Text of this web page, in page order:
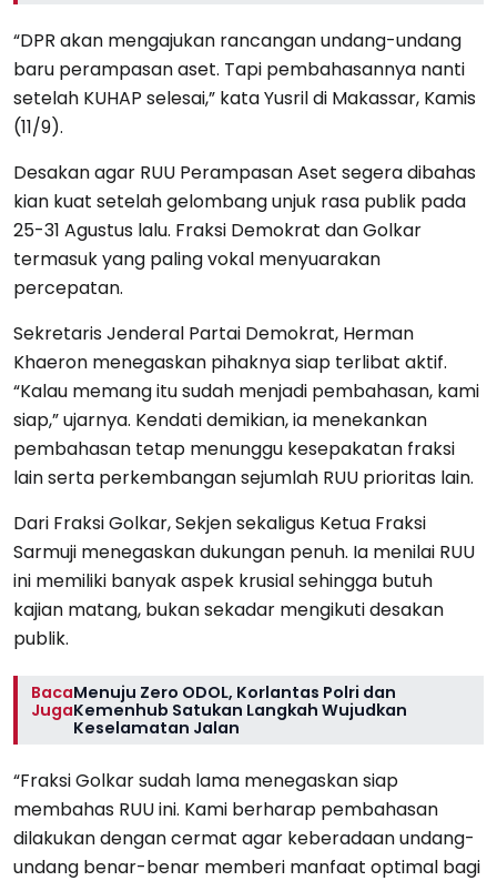
“DPR akan mengajukan rancangan undang-undang
baru perampasan aset. Tapi pembahasannya nanti
setelah KUHAP selesai,” kata Yusril di Makassar, Kamis
(11/9).
Desakan agar RUU Perampasan Aset segera dibahas
kian kuat setelah gelombang unjuk rasa publik pada
25-31 Agustus lalu. Fraksi Demokrat dan Golkar
termasuk yang paling vokal menyuarakan
percepatan.
Sekretaris Jenderal Partai Demokrat, Herman
Khaeron menegaskan pihaknya siap terlibat aktif.
“Kalau memang itu sudah menjadi pembahasan, kami
siap,” ujarnya. Kendati demikian, ia menekankan
pembahasan tetap menunggu kesepakatan fraksi
lain serta perkembangan sejumlah RUU prioritas lain.
Dari Fraksi Golkar, Sekjen sekaligus Ketua Fraksi
Sarmuji menegaskan dukungan penuh. Ia menilai RUU
ini memiliki banyak aspek krusial sehingga butuh
kajian matang, bukan sekadar mengikuti desakan
publik.
Baca
Juga
Menuju Zero ODOL, Korlantas Polri dan
Kemenhub Satukan Langkah Wujudkan
Keselamatan Jalan
“Fraksi Golkar sudah lama menegaskan siap
membahas RUU ini. Kami berharap pembahasan
dilakukan dengan cermat agar keberadaan undang-
undang benar-benar memberi manfaat optimal bagi